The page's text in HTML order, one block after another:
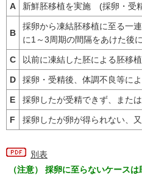
A 新鮮胚移植を実施 (採卵・受
B
採卵から凍結胚移植に至る一
に1～3周期の間隔をあけた後
C 以前に凍結した胚による胚移
D 採卵・受精後、体調不良等に
E 採卵したが受精できず、また
F 採卵したが卵が得られない、
別表
（注意） 採卵に至らないケース